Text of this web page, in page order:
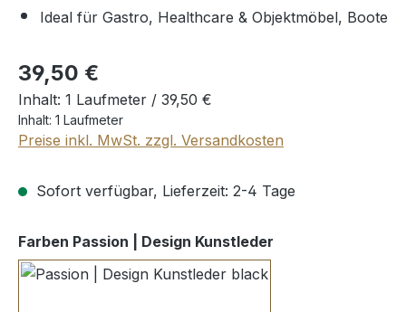
Ideal für Gastro, Healthcare & Objektmöbel, Boote
Regulärer Preis:
39,50 €
Inhalt: 1 Laufmeter / 39,50 €
Inhalt: 1 Laufmeter
Preise inkl. MwSt. zzgl. Versandkosten
Sofort verfügbar, Lieferzeit: 2-4 Tage
Farben Passion | Design Kunstleder